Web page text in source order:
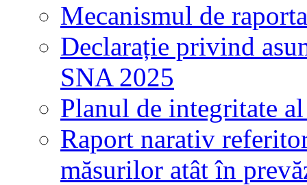
Mecanismul de
Declarație privind
SNA 2025
Planul de integritate
Raport narativ
măsurilor atât în